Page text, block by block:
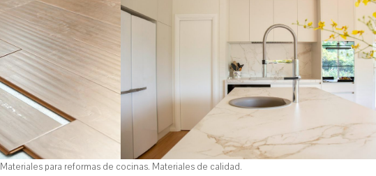
Materiales para reformas de cocinas. Materiales de calidad.